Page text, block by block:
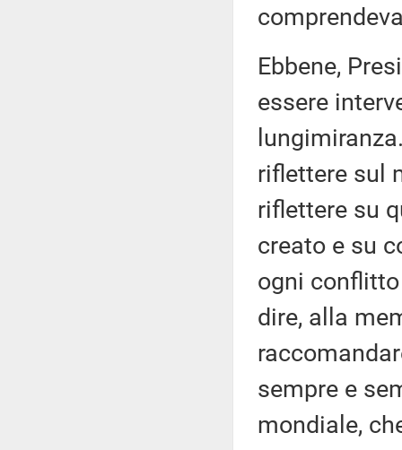
Ebbene,
essere
riflettere sul
riflettere su
creato e su
ogni
dire, alla
sempre e
mondiale,